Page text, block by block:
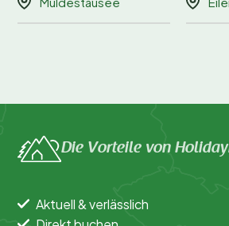
Die Vorteile von
Aktuell & verlässlich